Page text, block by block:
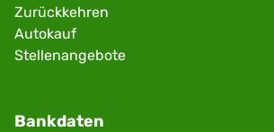
Zurückkehren
Autokauf
Stellenangebote
Bankdaten